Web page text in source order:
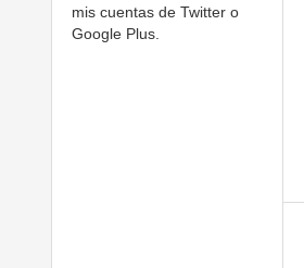
mis cuentas de Twitter o
Google Plus.